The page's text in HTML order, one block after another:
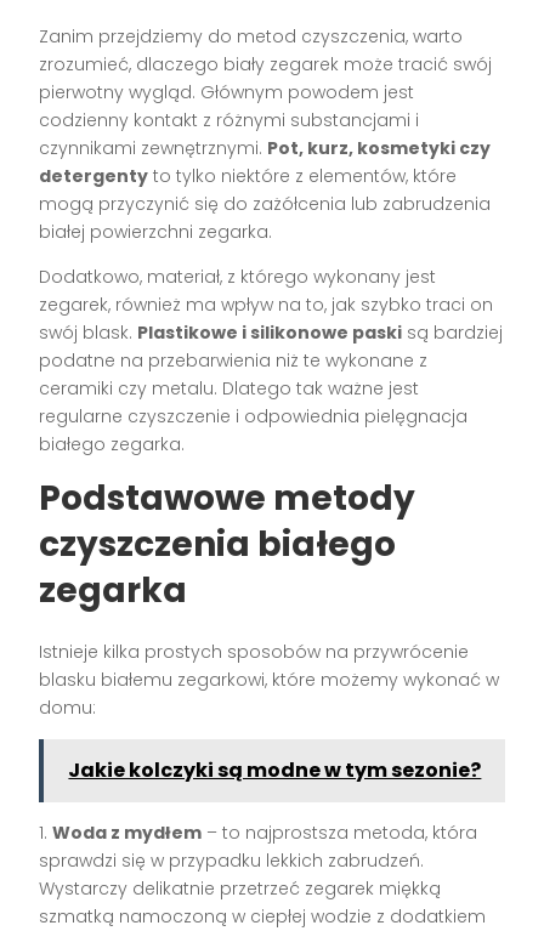
Zanim przejdziemy do metod czyszczenia, warto
zrozumieć, dlaczego biały zegarek może tracić swój
pierwotny wygląd. Głównym powodem jest
codzienny kontakt z różnymi substancjami i
czynnikami zewnętrznymi. Pot, kurz, kosmetyki czy
detergenty to tylko niektóre z elementów, które
mogą przyczynić się do zażółcenia lub zabrudzenia
białej powierzchni zegarka.
Dodatkowo, materiał, z którego wykonany jest
zegarek, również ma wpływ na to, jak szybko traci on
swój blask. Plastikowe i silikonowe paski są bardziej
podatne na przebarwienia niż te wykonane z
ceramiki czy metalu. Dlatego tak ważne jest
regularne czyszczenie i odpowiednia pielęgnacja
białego zegarka.
Podstawowe metody
czyszczenia białego
zegarka
Istnieje kilka prostych sposobów na przywrócenie
blasku białemu zegarkowi, które możemy wykonać w
domu:
Jakie kolczyki są modne w tym sezonie?
1.Woda z mydłem – to najprostsza metoda, która
sprawdzi się w przypadku lekkich zabrudzeń.
Wystarczy delikatnie przetrzeć zegarek miękką
szmatką namoczoną w ciepłej wodzie z dodatkiem